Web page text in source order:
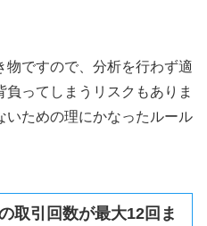
物ですので、分析を行わず適
ってしまうリスクもありま
いための理にかなったルール
取引回数が最大12回ま